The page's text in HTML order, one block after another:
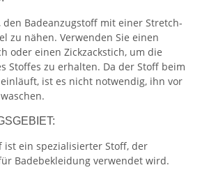
Badeanzugstoff mit einer Stretch-
zu nähen. Verwenden Sie einen
oder einen Zickzackstich, um die
Stoffes zu erhalten. Da der Stoff beim
ist es nicht notwendig, ihn vor
ist ein spezialisierter Stoff, der
Badebekleidung verwendet wird.